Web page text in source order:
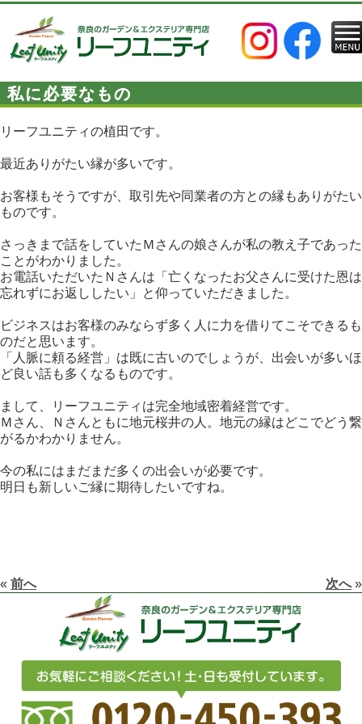
私に必要なもの
リーフユニティの植田です。
最近ありがたい縁が多いです。
お客様もそうですが、取引先や同業者の方との縁もありがたい
ものです。
さっきまで話をしていたＭさんの娘さんが私の教え子であった
ことがわかりました。
お電話いただいたＮさんは「亡くなったお父さんに受けた恩は
忘れずにお返ししたい」と仰っていただきました。
ビジネスはお客様のみならず多く人に力を借りてこそできるも
のだと思います。
「人脈に頼る経営」は既に古いのでしょうが、出会いが多いほ
ど良い話も多くなるものです。
まして、リーフユニティは完全地域密着経営です。
Ｍさん、Ｎさんともに地元桜井の人。地元の縁はどこでどう繋
がるかわかりません。
今の私にはまだまだ多くの出会いが必要です。
明日も新しいご縁に期待したいですね。
« 前へ 次へ»